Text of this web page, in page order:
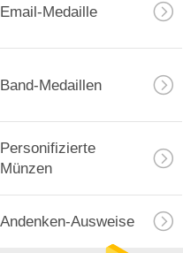
Email-Medaille
Band-Medaillen
Personifizierte
Münzen
Andenken-Ausweise